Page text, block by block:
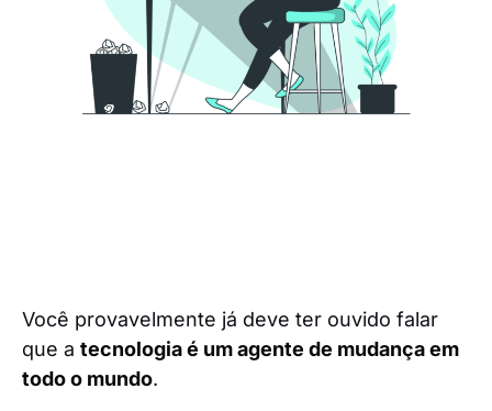
Você provavelmente já deve ter ouvido falar
que a tecnologia é um agente de mudança em
todo o mundo.